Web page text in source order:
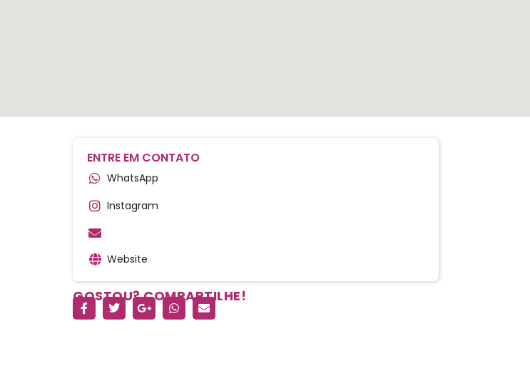
ENTRE EM CONTATO
WhatsApp
Instagram
Website
GOSTOU? COMPARTILHE!